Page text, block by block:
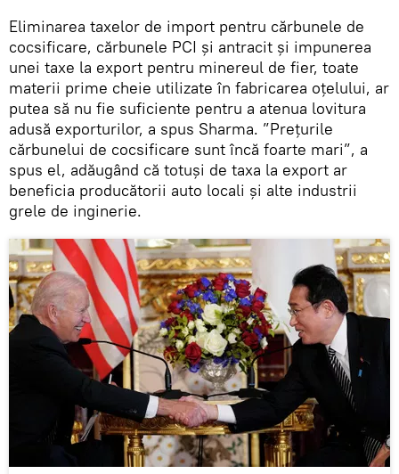
Eliminarea taxelor de import pentru cărbunele de
cocsificare, cărbunele PCI şi antracit şi impunerea
unei taxe la export pentru minereul de fier, toate
materii prime cheie utilizate în fabricarea oţelului, ar
putea să nu fie suficiente pentru a atenua lovitura
adusă exporturilor, a spus Sharma. ”Preţurile
cărbunelui de cocsificare sunt încă foarte mari”, a
spus el, adăugând că totuși de taxa la export ar
beneficia producătorii auto locali şi alte industrii
grele de inginerie.